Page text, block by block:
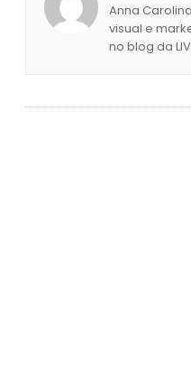
Anna
visual e
no blog da